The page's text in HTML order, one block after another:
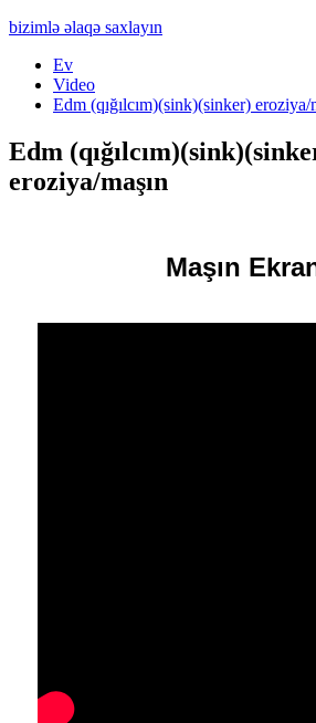
bizimlə əlaqə saxlayın
Ev
Video
Edm (qığılcım)(sink)(sinker) eroziya/
Edm
eroziya/maşın
Maşın